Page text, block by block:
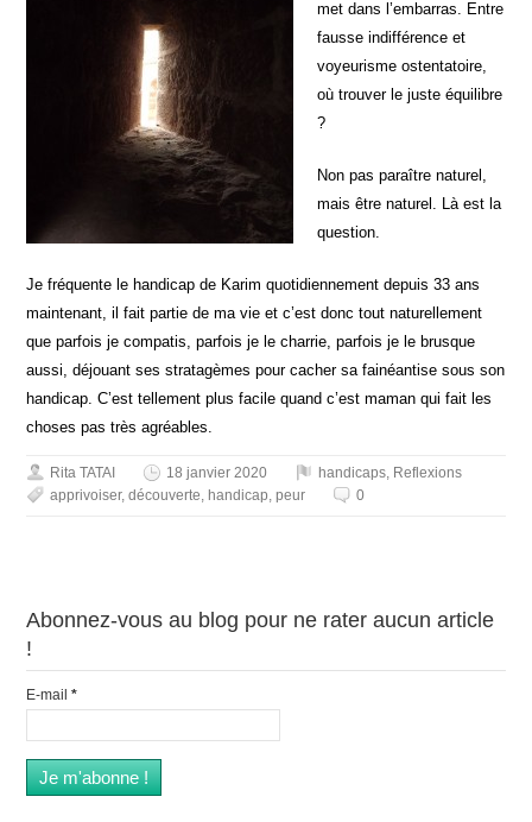
met dans l’embarras. Entre
fausse indifférence et
voyeurisme ostentatoire,
où trouver le juste équilibre
?
Non pas paraître naturel,
mais être naturel. Là est la
question.
Je fréquente le handicap de Karim quotidiennement depuis 33 ans
maintenant, il fait partie de ma vie et c’est donc tout naturellement
que parfois je compatis, parfois je le charrie, parfois je le brusque
aussi, déjouant ses stratagèmes pour cacher sa fainéantise sous son
handicap. C’est tellement plus facile quand c’est maman qui fait les
choses pas très agréables.
Rita TATAI 18 janvier 2020 handicaps, Reflexions
apprivoiser,découverte, handicap,peur 0
Abonnez-vous au blog pour ne rater aucun article
!
E-mail*